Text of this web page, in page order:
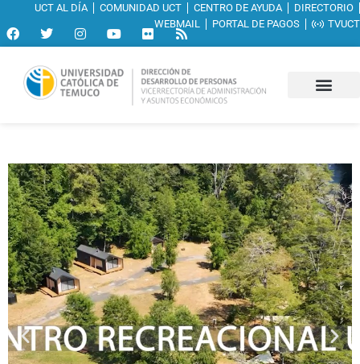
UCT AL DÍA COMUNIDAD UCT CENTRO DE AYUDA
DIRECTORIO
WEBMAIL
PORTAL DE PAGOS TVUCT